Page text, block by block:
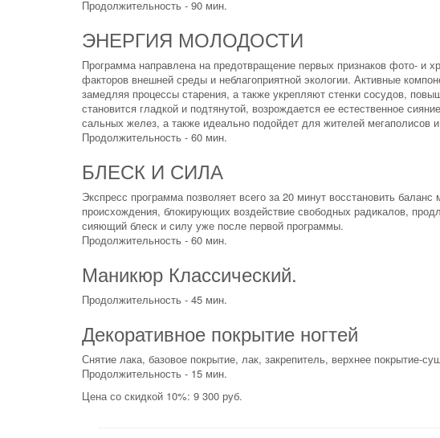
Продолжительность - 90 мин.
ЭНЕРГИЯ МОЛОДОСТИ
Программа направлена на предотвращение первых признаков фото- и
факторов внешней среды и неблагоприятной экологии. Активные
замедляя процессы старения, а также укрепляют стенки сосудов,
становится гладкой и подтянутой, возрождается ее естественное
сальных желез, а также идеально подойдет для жителей мегаполисов
Продолжительность - 60 мин.
БЛЕСК И СИЛА
Экспресс программа позволяет всего за 20 минут восстановить
происхождения, блокирующих воздействие свободных радикалов,
сияющий блеск и силу уже после первой программы.
Продолжительность - 60 мин.
Маникюр Классический.
Продолжительность - 45 мин.
Декоративное покрытие ногтей
Снятие лака, базовое покрытие, лак, закрепитель, верхнее покрытие-
Продолжительность - 15 мин.
Цена со скидкой 10%: 9 300 руб.